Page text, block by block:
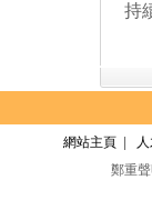
持
網站主頁
鄭重